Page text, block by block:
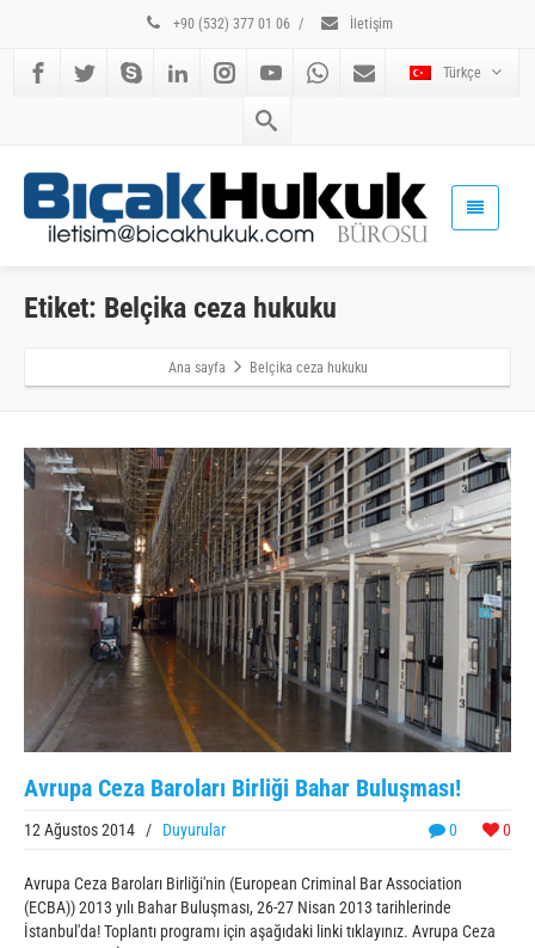
+90 (532) 377 01 06 / İletişim
Türkçe
Etiket: Belçika ceza hukuku
Ana sayfa Belçika ceza hukuku
Avrupa Ceza Baroları Birliği Bahar Buluşması!
0 0
12 Ağustos 2014 / Duyurular
Avrupa Ceza Baroları Birliği'nin (European Criminal Bar Association
(ECBA)) 2013 yılı Bahar Buluşması, 26-27 Nisan 2013 tarihlerinde
İstanbul'da! Toplantı programı için aşağıdaki linki tıklayınız. Avrupa Ceza